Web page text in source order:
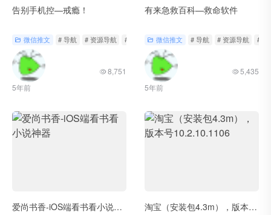
告别手机控—戒瘾！
微信推文 # 导航 # 资源导航 # 轻工具
5年前
8,751
有来急救百科—救命软件
微信推文 # 导航 # 资源导航 # 轻
5年前
5,435
爱尚书香-iOS端看书看小说神器 淘宝（安装包4.3m），版本号10.2.10.1106